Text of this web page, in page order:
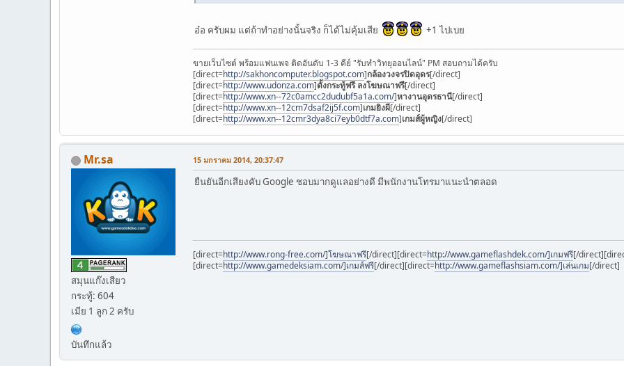
อ๋อ ครับผม แต่ถ้าทำอย่างนั้นจริง ก็ได้ไม่คุ้มเสีย +1 ไปเบย
ขายเว็บไซต์ พร้อมแฟนเพจ ติดอันดับ 1-3 คีย์ "รับทำวิทยุออนไลน์" PM สอบถามได้ครับ
[direct=http://sakhoncomputer.blogspot.com]กล้องวงจรปิดอุดร[/direct]
[direct=http://www.udonza.com]ตั้งกระทู้ฟรี ลงโฆษณาฟรี[/direct]
[direct=http://www.xn--72c0amcc2dudubf5a1a.com/]หางานอุดรธานี[/direct]
[direct=http://www.xn--12cm7dsaf2ij5f.com]เกมยิงผี[/direct]
[direct=http://www.xn--12cmr3dya8ci7eyb0dtf7a.com]เกมส์ผู้หญิง[/direct]
Mr.sa
สมุนแก๊งเสียว
กระทู้: 604
เมีย 1 ลูก 2 ครับ
บันทึกแล้ว
15 มกราคม 2014, 20:37:47
ยืนยันอีกเสียงคับ Google ชอบมากดูแลอย่างดี มีพนักงานโทรมาแนะนำตลอด
[direct=http://www.rong-free.com/]โฆษณาฟรี[/direct][direct=http://www.gameflashdek.com/]เกมฟรี[/
[direct=http://www.gamedeksiam.com/]เกมส์ฟรี[/direct][direct=http://www.gameflashsiam.com/]เล่นเกม[/direct]